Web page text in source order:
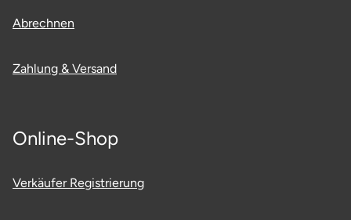
Abrechnen
Zahlung & Versand
Online-Shop
Verkäufer Registrierung